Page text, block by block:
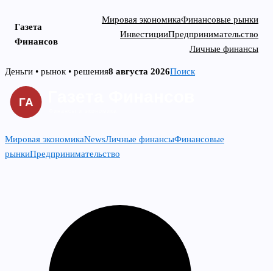
Газета
Финансов
Мировая экономикаФинансовые рынки
ИнвестицииПредпринимательство
Личные финансы
Skip
content
Деньги • рынок • решения8 августа 2026Поиск
Мировая экономикаNewsЛичные финансыФинансовые
рынкиПредпринимательство